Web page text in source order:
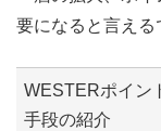
要になると言える
WESTERポイン
手段の紹介